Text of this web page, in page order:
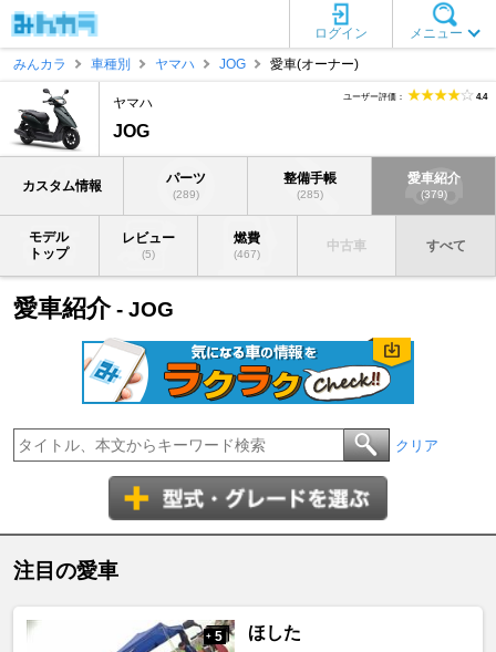
メニュー
ログイン
みんカラ
車種別 ヤマハ JOG 愛車(オーナー)
ヤマハ
JOG
ユーザー評価： 4.4
カスタム情報 パーツ
(289)
整備手帳
(285)
愛車紹介
(379)
モデル
トップ
レビュー
(5)
燃費
(467)
中古車 すべて
愛車紹介- JOG
クリア
注目の愛車
+ 5 ほした